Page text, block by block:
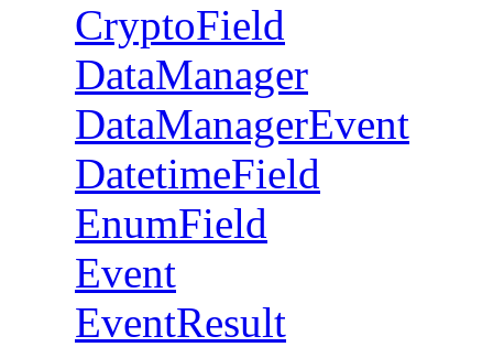
CryptoField
DataManager
DataManagerEvent
DatetimeField
EnumField
Event
EventResult